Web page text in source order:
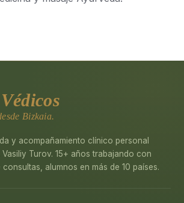
Védicos
Bizkaia.
y acompañamiento clínico personal
Turov. 15+ años trabajando con
alumnos en más de 10 países.